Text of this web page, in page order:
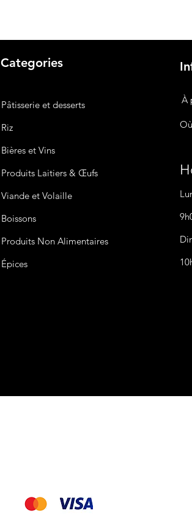
Categories
Pâtisserie et desserts
Riz
Bièreset Vins
Produits Laitiers & Œufs
Viande et Volaille
Boissons
Produits Non Alimentaires
Épices
À